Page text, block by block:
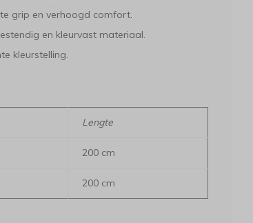
grip en verhoogd comfort.
en kleurvast materiaal.
kleurstelling.
Lengte
200 cm
200 cm